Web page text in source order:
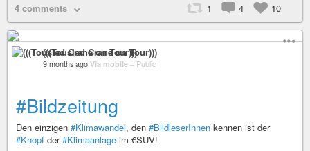
4 comments 1 4 10
(((Tousled Crane on Tour)))
9 months ago Via mobile – Public
#Bildzeitung
Den einzigen #Klimawandel, den #BildleserInnen kennen ist der
#Knopf der#Klimaanlage im €SUV!